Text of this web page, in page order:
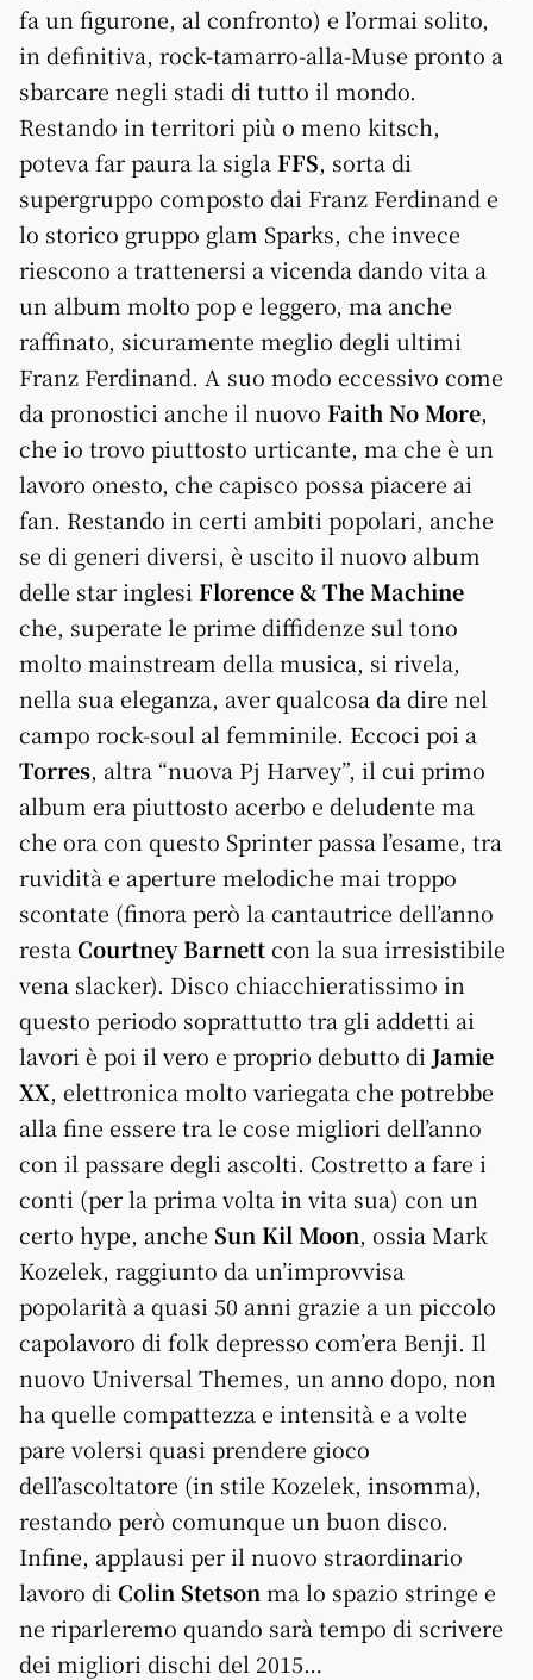
fa un figurone, al confronto) e l’ormai solito,
in definitiva, rock-tamarro-alla-Muse pronto a
sbarcare negli stadi di tutto il mondo.
Restando in territori più o meno kitsch,
poteva far paura la sigla FFS, sorta di
supergruppo composto dai Franz Ferdinand e
lo storico gruppo glam Sparks, che invece
riescono a trattenersi a vicenda dando vita a
un album molto pop e leggero, ma anche
raffinato, sicuramente meglio degli ultimi
Franz Ferdinand. A suo modo eccessivo come
da pronostici anche il nuovo Faith No More,
che io trovo piuttosto urticante, ma che è un
lavoro onesto, che capisco possa piacere ai
fan. Restando in certi ambiti popolari, anche
se di generi diversi, è uscito il nuovo album
delle star inglesi Florence & The Machine
che, superate le prime diffidenze sul tono
molto mainstream della musica, si rivela,
nella sua eleganza, aver qualcosa da dire nel
campo rock-soul al femminile. Eccoci poi a
Torres, altra “nuova Pj Harvey”, il cui primo
album era piuttosto acerbo e deludente ma
che ora con questo Sprinter passa l’esame, tra
ruvidità e aperture melodiche mai troppo
scontate (finora però la cantautrice dell’anno
resta Courtney Barnettcon la sua irresistibile
vena slacker). Disco chiacchieratissimo in
questo periodo soprattutto tra gli addetti ai
lavori è poi il vero e proprio debutto di Jamie
XX, elettronica molto variegata che potrebbe
alla fine essere tra le cose migliori dell’anno
con il passare degli ascolti. Costretto a fare i
conti (per la prima volta in vita sua) con un
certo hype, anche Sun Kil Moon, ossia Mark
Kozelek, raggiunto da un’improvvisa
popolarità a quasi 50 anni grazie a un piccolo
capolavoro di folk depresso com’era Benji. Il
nuovo Universal Themes, un anno dopo, non
ha quelle compattezza e intensità e a volte
pare volersi quasi prendere gioco
dell’ascoltatore (in stile Kozelek, insomma),
restando però comunque un buon disco.
Infine, applausi per il nuovo straordinario
lavoro di Colin Stetson ma lo spazio stringe e
ne riparleremo quando sarà tempo di scrivere
dei migliori dischi del 2015…